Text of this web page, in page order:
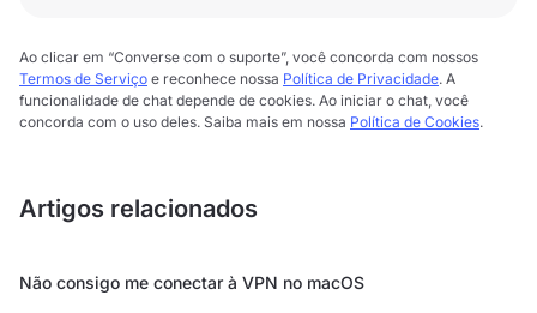
Ao clicar em “Converse com o suporte”, você concorda com nossos
Termos de Serviço e reconhece nossa Política de Privacidade. A
funcionalidade de chat depende de cookies. Ao iniciar o chat, você
concorda com o uso deles. Saiba mais em nossa Política de Cookies.
Artigos relacionados
Não consigo me conectar à VPN no macOS